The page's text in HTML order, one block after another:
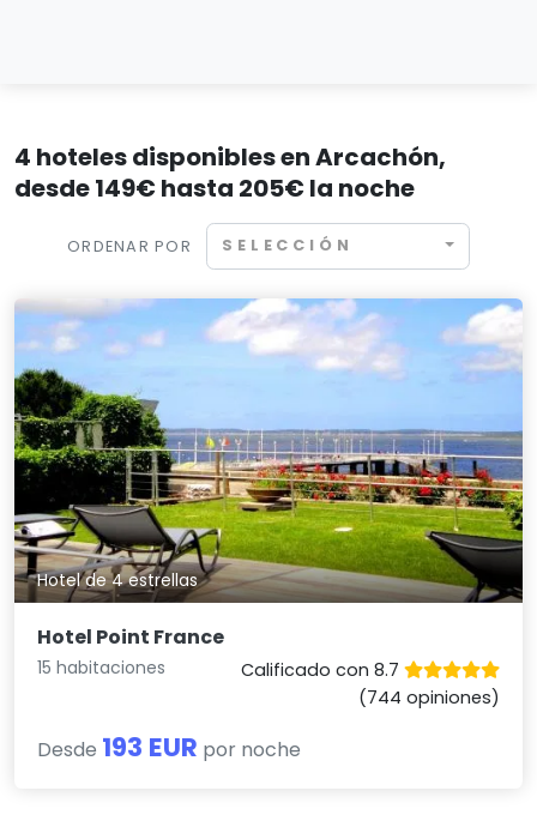
4 hoteles disponibles en Arcachón,
desde 149€ hasta 205€ la noche
ORDENAR POR SELECCIÓN
Hotel de 4 estrellas
Hotel Point France
15 habitaciones
Calificado con 8.7
(744 opiniones)
Desde 193 EUR por noche